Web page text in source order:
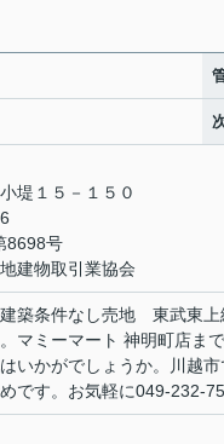
堤１５－１５０
8698号
建物取引業協会
築条件なし売地 東武東
マミーマート 神明町店ま
いかがでしょうか。川越
です。お気軽に049-232-